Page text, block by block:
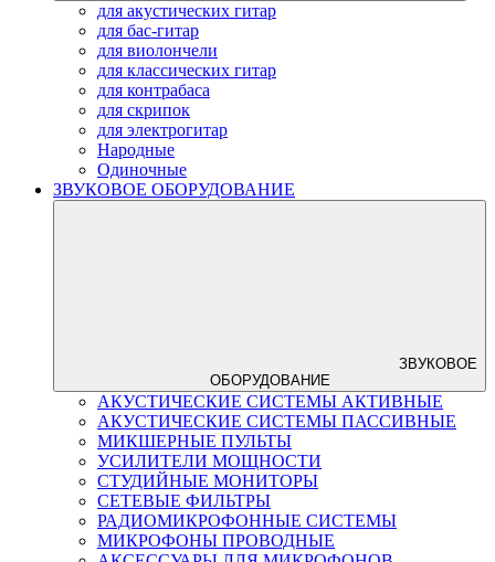
для акустических гитар
для бас-гитар
для виолончели
для классических гитар
для контрабаса
для скрипок
для электрогитар
Народные
Одиночные
ЗВУКОВОЕ ОБОРУДОВАНИЕ
ЗВУКОВОЕ
ОБОРУДОВАНИЕ
АКУСТИЧЕСКИЕ СИСТЕМЫ АКТИВНЫЕ
АКУСТИЧЕСКИЕ СИСТЕМЫ ПАССИВНЫЕ
МИКШЕРНЫЕ ПУЛЬТЫ
УСИЛИТЕЛИ МОЩНОСТИ
СТУДИЙНЫЕ МОНИТОРЫ
СЕТЕВЫЕ ФИЛЬТРЫ
РАДИОМИКРОФОННЫЕ СИСТЕМЫ
МИКРОФОНЫ ПРОВОДНЫЕ